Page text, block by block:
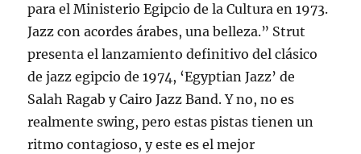
para el Ministerio Egipcio de la Cultura en 1973.
Jazz con acordes árabes, una belleza.” Strut
presenta el lanzamiento definitivo del clásico
de jazz egipcio de 1974, ‘Egyptian Jazz’ de
Salah Ragab y Cairo Jazz Band. Y no, no es
realmente swing, pero estas pistas tienen un
ritmo contagioso, y este es el mejor